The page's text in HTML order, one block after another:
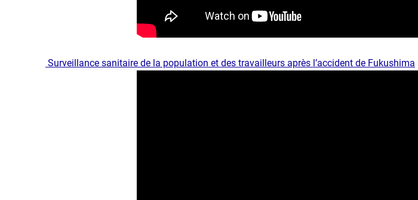
​​​ Surveillance sanitaire de la population et des travailleurs après l’accident de Fukushima​